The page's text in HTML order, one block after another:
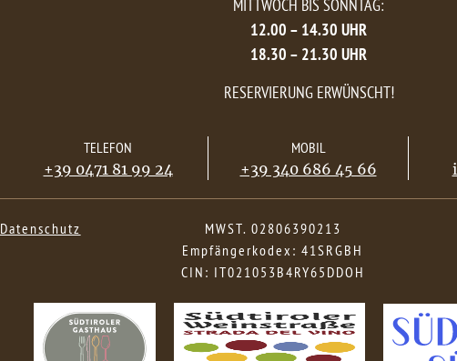
MITTWOCH BIS SONNTAG:
12.00 – 14.30 UHR
18.30 – 21.30 UHR
RESERVIERUNG ERWÜNSCHT!
TELEFON
+39 0471 81 99 24
MOBIL
+39 340 686 45 66
Datenschutz
MWST. 02806390213
Empfängerkodex: 41SRGBH
CIN: IT021053B4RY65DDOH